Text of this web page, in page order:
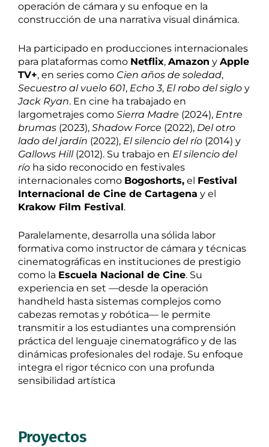
operación de cámara y su enfoque en la
construcción de una narrativa visual dinámica.
Ha participado en producciones internacionales
para plataformas como Netflix, Amazon y Apple
TV+, en series como Cien años de soledad,
Secuestro al vuelo 601, Echo 3, El robo del siglo y
Jack Ryan. En cine ha trabajado en
largometrajes como Sierra Madre (2024), Entre
brumas (2023), Shadow Force (2022), Del otro
lado del jardín (2022), El silencio del río (2014) y
Gallows Hill(2012). Su trabajo en El silencio del
río ha sido reconocido en festivales
internacionales como Bogoshorts, el Festival
Internacional de Cine de Cartagena y el
Krakow Film Festival.
Paralelamente, desarrolla una sólida labor
formativa como instructor de cámara y técnicas
cinematográficas en instituciones de prestigio
como la Escuela Nacional de Cine. Su
experiencia en set —desde la operación
handheld hasta sistemas complejos como
cabezas remotas y robótica— le permite
transmitir a los estudiantes una comprensión
práctica del lenguaje cinematográfico y de las
dinámicas profesionales del rodaje. Su enfoque
integra el rigor técnico con una profunda
sensibilidad artística
Proyectos